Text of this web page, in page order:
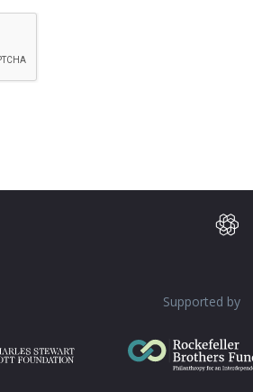
Supported by